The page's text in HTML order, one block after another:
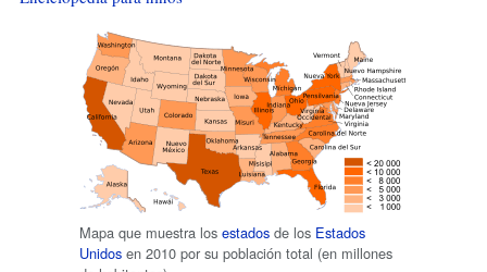
Mapa que muestra los estados de los Estados
Unidos en 2010 por su población total (en millones